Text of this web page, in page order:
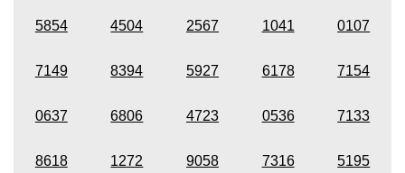
5854 4504 2567 1041 0107
7149 8394 5927 6178 7154
0637 6806 4723 0536 7133
8618 1272 9058 7316 5195